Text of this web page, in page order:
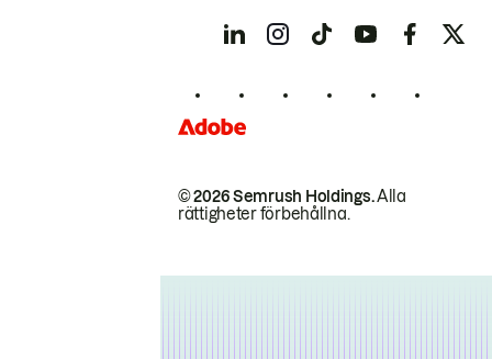
© 2026 Semrush Holdings.Alla
rättigheter förbehållna.